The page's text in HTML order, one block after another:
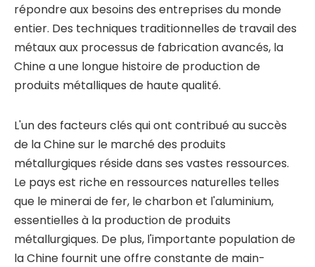
répondre aux besoins des entreprises du monde
entier. Des techniques traditionnelles de travail des
métaux aux processus de fabrication avancés, la
Chine a une longue histoire de production de
produits métalliques de haute qualité.
L'un des facteurs clés qui ont contribué au succès
de la Chine sur le marché des produits
métallurgiques réside dans ses vastes ressources.
Le pays est riche en ressources naturelles telles
que le minerai de fer, le charbon et l'aluminium,
essentielles à la production de produits
métallurgiques. De plus, l'importante population de
la Chine fournit une offre constante de main-